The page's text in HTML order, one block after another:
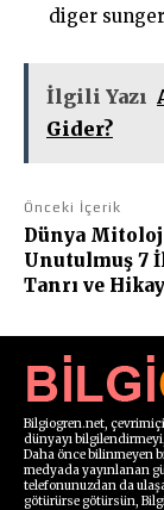
diger
İlgili Yazı
Gider?
Önceki İçerik
Dünya
Unutulmuş 7
Tanrı ve
Bilgiogren.net,
dünyayı
Daha önce bilinmeyen
medyada yayınlanan
telefonunuzdan da
götürürse götürsün,